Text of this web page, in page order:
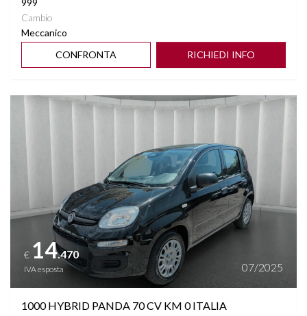
Cambio
Meccanico
CONFRONTA
RICHIEDI INFO
Vedi dettagli
€ 14.470
IVA esposta 07/2025
1000 HYBRID PANDA 70 CV KM 0 ITALIA